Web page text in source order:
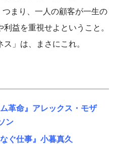
まり、一人の顧客が一生の
益を重視せよということ。
」は、まさにこれ。
革命』アレックス・モザ
ン
ぐ仕事』小暮真久